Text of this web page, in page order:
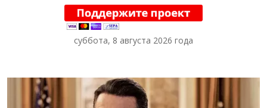
суббота, 8 августа 2026 года